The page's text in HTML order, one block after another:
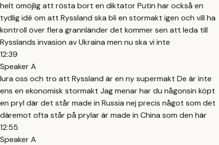
helt omöjlig att rösta bort en diktator Putin har också en
tydlig idé om att Ryssland ska bli en stormakt igen och vill ha
kontroll över flera grannländer det kommer sen att leda till
Rysslands invasion av Ukraina men nu ska vi inte
12:39
Speaker A
lura oss och tro att Ryssland är en ny supermakt De är inte
ens en ekonomisk stormakt Jag menar har du någonsin köpt
en pryl där det står made in Russia nej precis något som det
däremot ofta står på prylar är made in China som den här
12:55
Speaker A